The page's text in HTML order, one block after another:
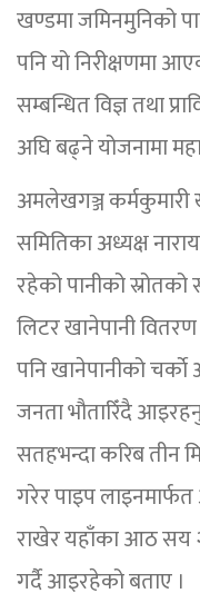
खण्डमा जमिनमुनिको
पनि यो निरीक्षणमा
सम्बन्धित विज्ञ तथा
अघि बढ्ने योजनामा
अमलेखगञ्ज कर्मकुमारी
समितिका अध्यक्ष
रहेको पानीको
लिटर खानेपानी
पनि खानेपानीको
जनता भौतारिँदै
सतहभन्दा करिब तीन
गरेर पाइप लाइनमार्फत
राखेर यहाँका आठ सय
गर्दै आइरहेको बताए ।